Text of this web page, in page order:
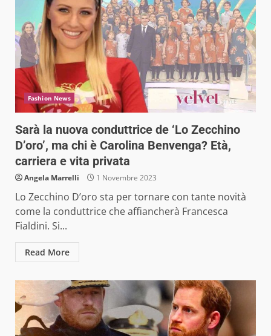
Fashion News
Sarà la nuova conduttrice de ‘Lo Zecchino
D’oro’, ma chi è Carolina Benvenga? Età,
carriera e vita privata
Angela Marrelli 1 Novembre 2023
Lo Zecchino D’oro sta per tornare con tante novità
come la conduttrice che affiancherà Francesca
Fialdini. Si...
Read More